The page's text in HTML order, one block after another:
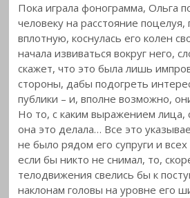
Пока играла фонограмма, Ольга
человеку на расстояние
вплотную, коснулась его колен
начала извиваться вокруг него,
скажет, что это была лишь
стороны, дабы подогреть
публики – и, вполне возможно,
Но то, с каким выражением лица,
она это делала… Все это
не было рядом его супруги и
если бы никто не снимал, то,
телодвижения свелись бы к
наклонам головы на уровне его